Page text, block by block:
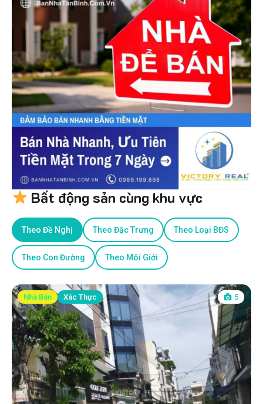
Bất động sản cùng khu vực
Theo Đề Nghị Theo Đặc Trưng Theo Loại BĐS
Theo Con Đường Theo Môi Giới
Nhà Bán Xác Thực 5